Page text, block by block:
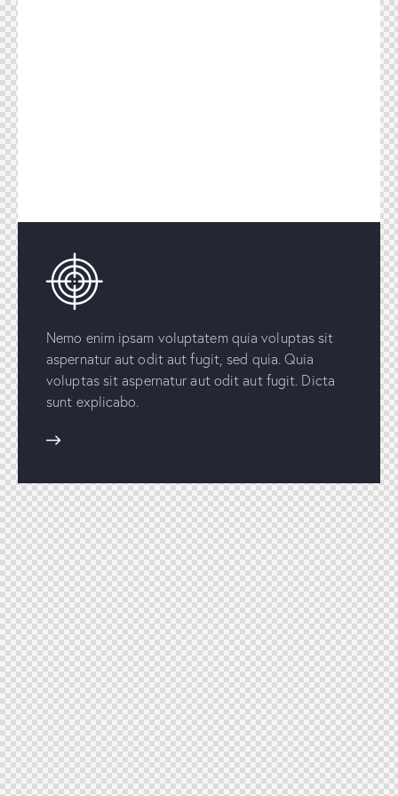
Nemo enim ipsam voluptatem quia voluptas sit
aspernatur aut odit aut fugit, sed quia. Quia
voluptas sit aspernatur aut odit aut fugit. Dicta
sunt explicabo.